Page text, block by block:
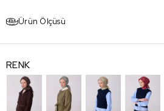
Ürün Ölçüsü
RENK